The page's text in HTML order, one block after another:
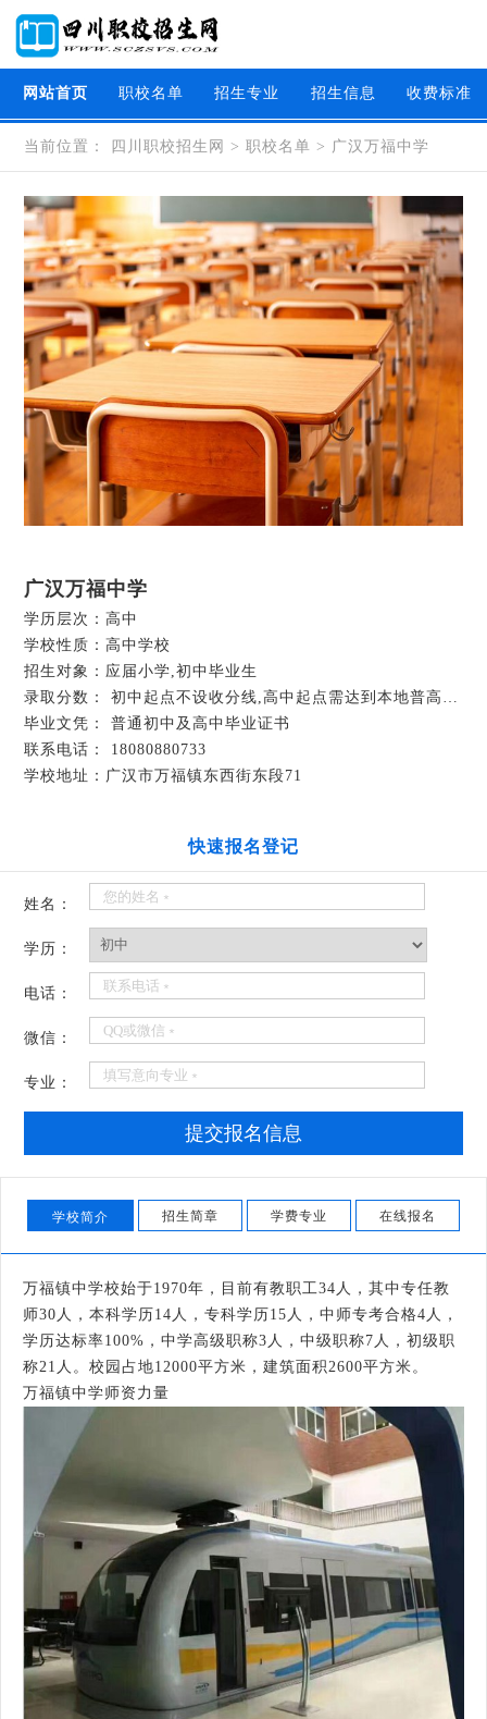
网站首页 职校名单 招生专业 招生信息 收费标准
当前位置： 四川职校招生网 >职校名单 > 广汉万福中学
广汉万福中学
学历层次：高中
学校性质：高中学校
招生对象：应届小学,初中毕业生
毕业文凭： 普通初中及高中毕业证书
联系电话： 18080880733
学校地址：广汉市万福镇东西街东段71
快速报名登记
姓名：
学历：
电话：
微信：
专业：
提交报名信息
学校简介 招生简章 学费专业 在线报名
万福镇中学校始于1970年，目前有教职工34人，其中专任教
师30人，本科学历14人，专科学历15人，中师专考合格4人，
学历达标率100%，中学高级职称3人，中级职称7人，初级职
称21人。校园占地12000平方米，建筑面积2600平方米。
万福镇中学师资力量